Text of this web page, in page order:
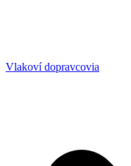
Vlakoví dopravcovia